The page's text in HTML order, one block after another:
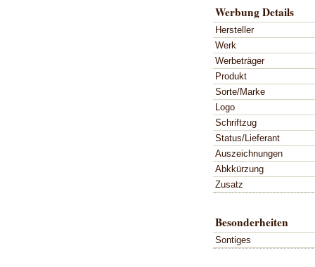
Werbung Details
Hersteller
Werk
Werbeträger
Produkt
Sorte/Marke
Logo
Schriftzug
Status/Lieferant
Auszeichnungen
Abkkürzung
Zusatz
Besonderheiten
Sontiges